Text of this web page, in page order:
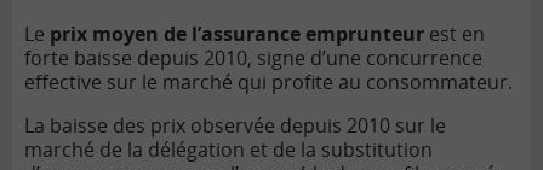
Le prix moyen de l’assurance emprunteur est en
forte baisse depuis 2010, signe d’une concurrence
effective sur le marché qui profite au consommateur.
La baisse des prix observée depuis 2010 sur le
marché de la délégation et de la substitution